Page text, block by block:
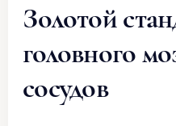
Золотой
головного
сосудов